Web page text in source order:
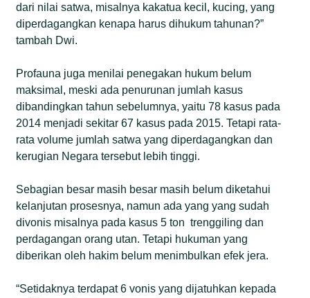
dari nilai satwa, misalnya kakatua kecil, kucing, yang
diperdagangkan kenapa harus dihukum tahunan?”
tambah Dwi.
Profauna juga menilai penegakan hukum belum
maksimal, meski ada penurunan jumlah kasus
dibandingkan tahun sebelumnya, yaitu 78 kasus pada
2014 menjadi sekitar 67 kasus pada 2015. Tetapi rata-
rata volume jumlah satwa yang diperdagangkan dan
kerugian Negara tersebut lebih tinggi.
Sebagian besar masih besar masih belum diketahui
kelanjutan prosesnya, namun ada yang yang sudah
divonis misalnya pada kasus 5 ton trenggiling dan
perdagangan orang utan. Tetapi hukuman yang
diberikan oleh hakim belum menimbulkan efek jera.
“Setidaknya terdapat 6 vonis yang dijatuhkan kepada